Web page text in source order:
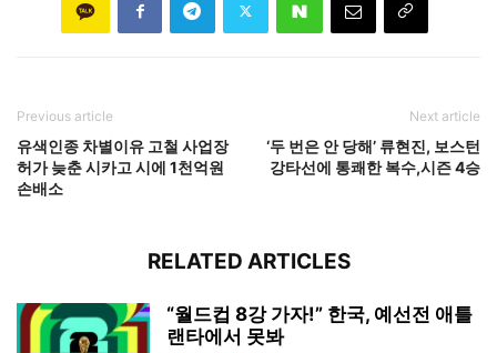
Previous article
유색인종 차별이유 고철 사업장
허가 늦춘 시카고 시에 1천억원
손배소
Next article
‘두 번은 안 당해’ 류현진, 보스턴
강타선에 통쾌한 복수,시즌 4승
RELATED ARTICLES
“월드컵 8강 가자!” 한국, 예선전 애틀
랜타에서 못봐